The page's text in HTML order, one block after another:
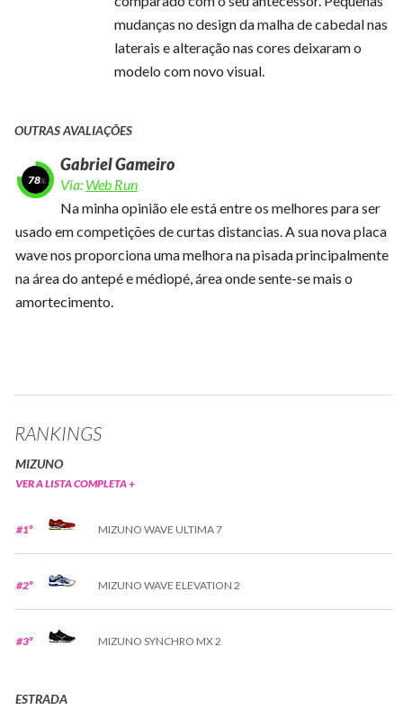
mudanças no design da malha de cabedal nas
laterais e alteração nas cores deixaram o
modelo com novo visual.
OUTRAS AVALIAÇÕES
78
Gabriel Gameiro
Via: Web Run
Na minha opinião ele está entre os melhores para ser
usado em competições de curtas distancias. A sua nova placa
wave nos proporciona uma melhora na pisada principalmente
na área do antepé e médiopé, área onde sente-se mais o
amortecimento.
RANKINGS
MIZUNO
VER A LISTA COMPLETA +
#1º MIZUNO WAVE ULTIMA 7
#2º MIZUNO WAVE ELEVATION 2
#3º MIZUNO SYNCHRO MX 2
ESTRADA